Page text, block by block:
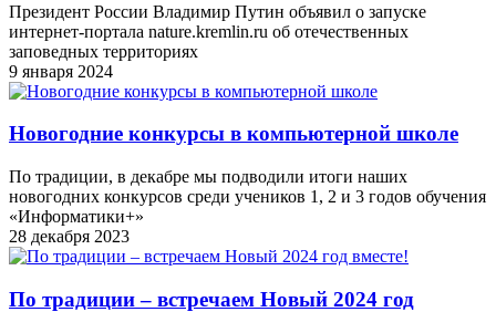
Президент России Владимир Путин объявил о запуске
интернет-портала nature.kremlin.ru об отечественных
заповедных территориях
9 января 2024
Новогодние конкурсы в компьютерной школе
По традиции, в декабре мы подводили итоги наших
новогодних конкурсов среди учеников 1, 2 и 3 годов обучения
«Информатики+»
28 декабря 2023
По традиции – встречаем Новый 2024 год